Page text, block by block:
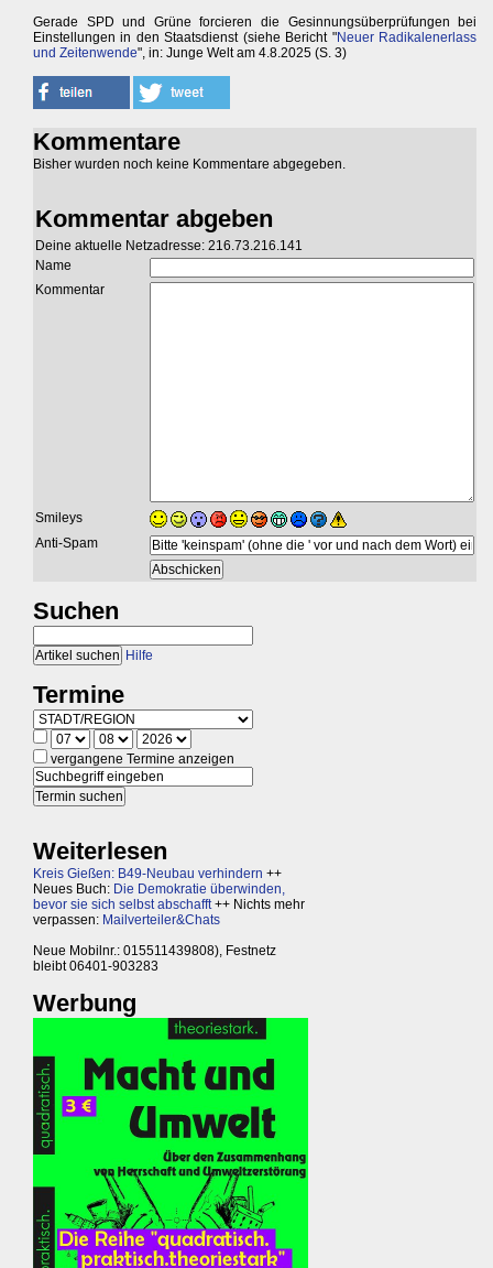
Gerade SPD und Grüne forcieren die Gesinnungsüberprüfungen bei
Einstellungen in den Staatsdienst (siehe Bericht "Neuer Radikalenerlass
und Zeitenwende", in: Junge Welt am 4.8.2025 (S. 3)
Kommentare
Bisher wurden noch keine Kommentare abgegeben.
Kommentar abgeben
Deine aktuelle Netzadresse: 216.73.216.141
Name
Kommentar
Smileys
Anti-Spam
Suchen
Hilfe
Termine
vergangene Termine anzeigen
Weiterlesen
Kreis Gießen: B49-Neubau verhindern ++
Neues Buch: Die Demokratie überwinden,
bevor sie sich selbst abschafft++ Nichts mehr
verpassen: Mailverteiler&Chats
Neue Mobilnr.: 015511439808), Festnetz
bleibt 06401-903283
Werbung